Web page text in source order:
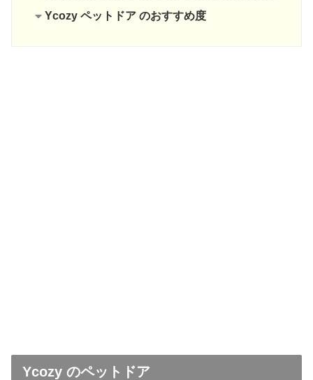
Ycozy ペットドア のおすすめ度
Ycozy のペットドア